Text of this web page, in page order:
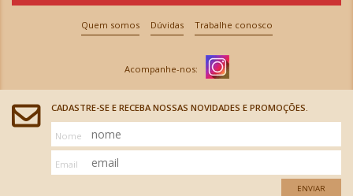
Quem somos Dúvidas Trabalhe conosco
CADASTRE-SE E RECEBA NOSSAS NOVIDADES E PROMOÇÕES.
Nome
Email
ENVIAR